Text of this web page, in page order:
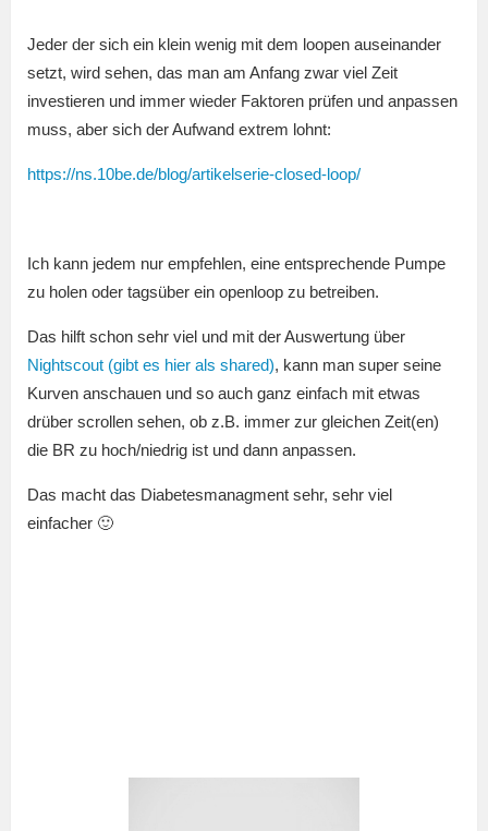
Jeder der sich ein klein wenig mit dem loopen auseinander
setzt, wird sehen, das man am Anfang zwar viel Zeit
investieren und immer wieder Faktoren prüfen und anpassen
muss, aber sich der Aufwand extrem lohnt:
https://ns.10be.de/blog/artikelserie-closed-loop/
Ich kann jedem nur empfehlen, eine entsprechende Pumpe
zu holen oder tagsüber ein openloop zu betreiben.
Das hilft schon sehr viel und mit der Auswertung über
Nightscout (gibt es hier als shared), kann man super seine
Kurven anschauen und so auch ganz einfach mit etwas
drüber scrollen sehen, ob z.B. immer zur gleichen Zeit(en)
die BR zu hoch/niedrig ist und dann anpassen.
Das macht das Diabetesmanagment sehr, sehr viel
einfacher 🙂